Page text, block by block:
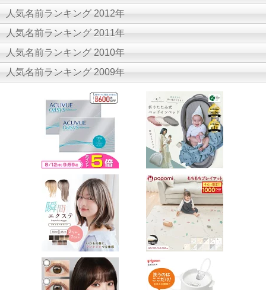
人気名前ランキング 2012年
人気名前ランキング 2011年
人気名前ランキング 2010年
人気名前ランキング 2009年